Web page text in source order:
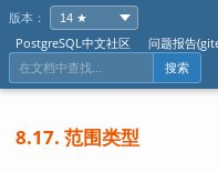
版本：
PostgreSQL中文社区
问题报告
搜索
8.17. 范围类型